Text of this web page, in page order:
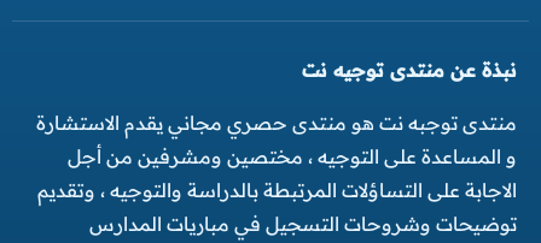
نبذة عن منتدى توجيه نت
منتدى توجبه نت هو منتدى حصري مجاني يقدم الاستشارة
و المساعدة على التوجيه ، مختصين ومشرفين من أجل
الاجابة على التساؤلات المرتبطة بالدراسة والتوجيه ، وتقديم
توضيحات وشروحات التسجيل في مباريات المدارس